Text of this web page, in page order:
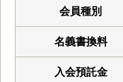
会員種別
名義書換料
入会預託金